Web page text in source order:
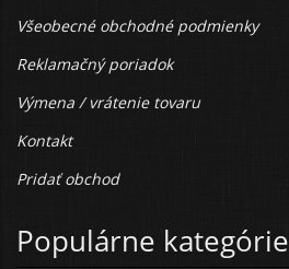
Všeobecné obchodné podmienky
Reklamačný poriadok
Výmena / vrátenie tovaru
Kontakt
Pridať obchod
Populárne kategórie